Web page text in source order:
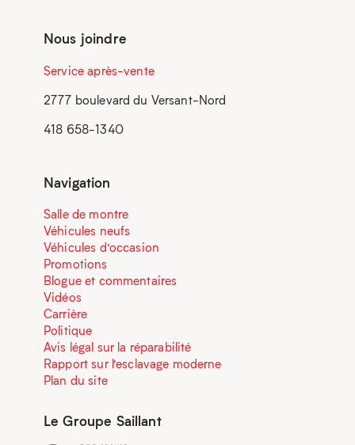
Nous joindre
Service après-vente
2777 boulevard du Versant-Nord
418 658-1340
Navigation
Salle de montre
Véhicules neufs
Véhicules d’occasion
Promotions
Blogue et commentaires
Vidéos
Carrière
Politique
Avis légal sur la réparabilité
Rapport sur l’esclavage moderne
Plan du site
Le Groupe Saillant